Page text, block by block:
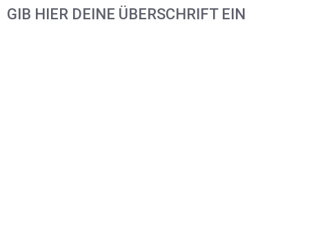
GIB HIER DEINE ÜBERSCHRIFT EIN